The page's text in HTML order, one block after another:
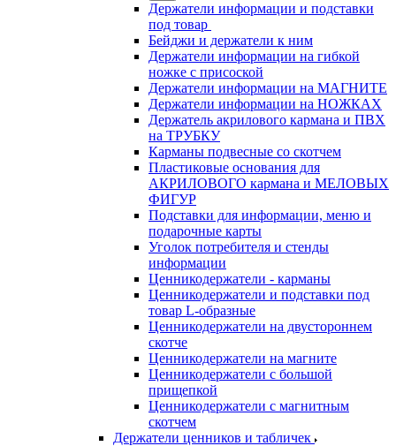
Держатели информации и подставки
под товар
Бейджи и держатели к ним
Держатели информации на гибкой
ножке с присоской
Держатели информации на МАГНИТЕ
Держатели информации на НОЖКАХ
Держатель акрилового кармана и ПВХ
на ТРУБКУ
Карманы подвесные со скотчем
Пластиковые основания для
АКРИЛОВОГО кармана и МЕЛОВЫХ
ФИГУР
Подставки для информации, меню и
подарочные карты
Уголок потребителя и стенды
информации
Ценникодержатели - карманы
Ценникодержатели и подставки под
товар L-образные
Ценникодержатели на двустороннем
скотче
Ценникодержатели на магните
Ценникодержатели с большой
прищепкой
Ценникодержатели с магнитным
скотчем
Держатели ценников и табличек